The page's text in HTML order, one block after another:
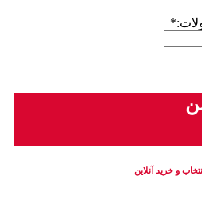
*
و خرید آنلاین